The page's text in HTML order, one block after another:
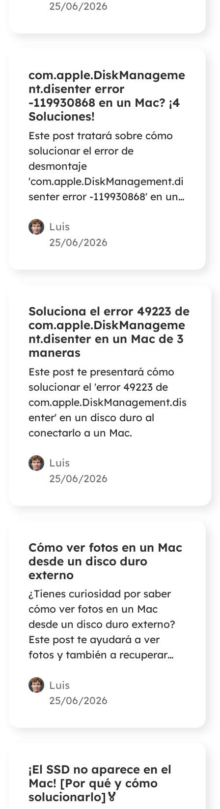
te des cuenta de que no
25/06/2026
com.apple.DiskManageme
nt.disenter error
-119930868 en un Mac? ¡4
Soluciones!
Este post tratará sobre cómo
solucionar el error de
desmontaje
'com.apple.DiskManagement.di
senter error -119930868' en un
Luis
25/06/2026
Soluciona el error 49223 de
com.apple.DiskManageme
nt.disenter en un Mac de 3
maneras
Este post te presentará cómo
solucionar el 'error 49223 de
com.apple.DiskManagement.dis
enter' en un disco duro al
conectarlo a un Mac.
Luis
25/06/2026
Cómo ver fotos en un Mac
desde un disco duro
externo
¿Tienes curiosidad por saber
cómo ver fotos en un Mac
desde un disco duro externo?
Este post te ayudará a ver
fotos y también a recuperar
accidentalmente.
Luis
25/06/2026
¡El SSD no aparece en el
Mac! [Por qué y cómo
solucionarlo]🏅